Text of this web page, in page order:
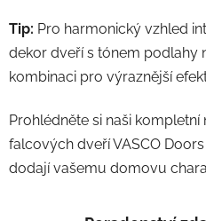
Tip: Pro harmonický vzhled
dekor dveří s tónem podlahy
kombinaci pro výraznější
Prohlédněte si naši
falcových dveří VASCO
dodají vašemu domovu